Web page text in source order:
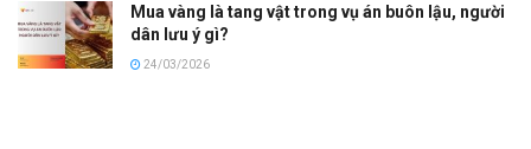
Mua vàng là tang vật trong vụ án buôn lậu, người
dân lưu ý gì?
24/03/2026